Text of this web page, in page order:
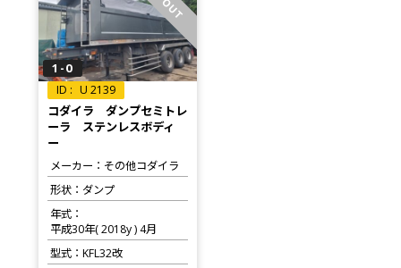
1-0
U 2139
コダイラ ダンプセミトレ
ーラ ステンレスボディ
ー
メーカー
その他コダイラ
形状
ダンプ
年式
平成30年( 2018y ) 4月
型式
KFL32改